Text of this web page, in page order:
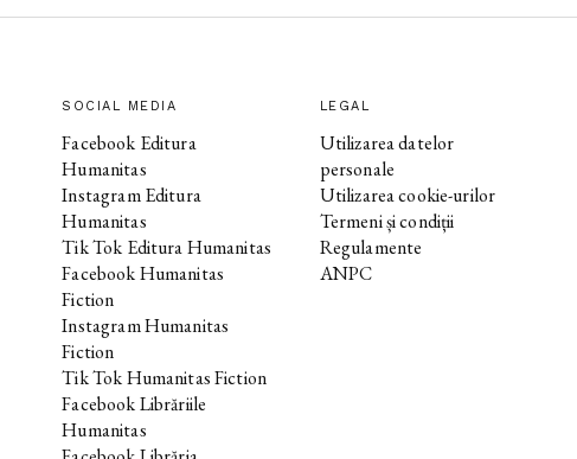
SOCIAL MEDIA
Facebook Editura
Humanitas
Instagram Editura
Humanitas
Tik Tok Editura Humanitas
Facebook Humanitas
Fiction
Instagram Humanitas
Fiction
Tik Tok Humanitas Fiction
Facebook Librăriile
Humanitas
LEGAL
Utilizarea datelor
personale
Utilizarea cookie-urilor
Termeni și condiții
Regulamente
ANPC